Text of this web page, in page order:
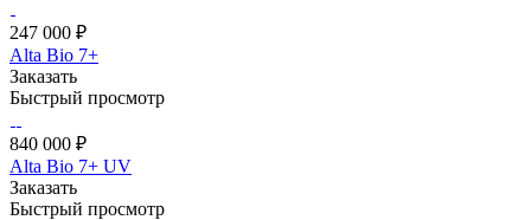
247 000 ₽
Alta Bio 7+
Заказать
Быстрый просмотр
840 000 ₽
Alta Bio 7+ UV
Заказать
Быстрый просмотр